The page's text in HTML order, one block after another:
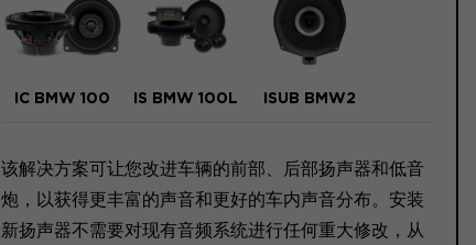
IC BMW 100 IS BMW 100L ISUB BMW2
该解决方案可让您改进车辆的前部、后部扬声器和低音
炮，以获得更丰富的声音和更好的车内声音分布。安装
新扬声器不需要对现有音频系统进行任何重大修改，从